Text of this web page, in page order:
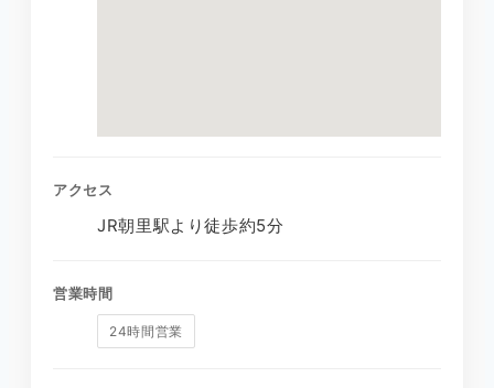
アクセス
JR朝里駅より徒歩約5分
営業時間
24時間営業